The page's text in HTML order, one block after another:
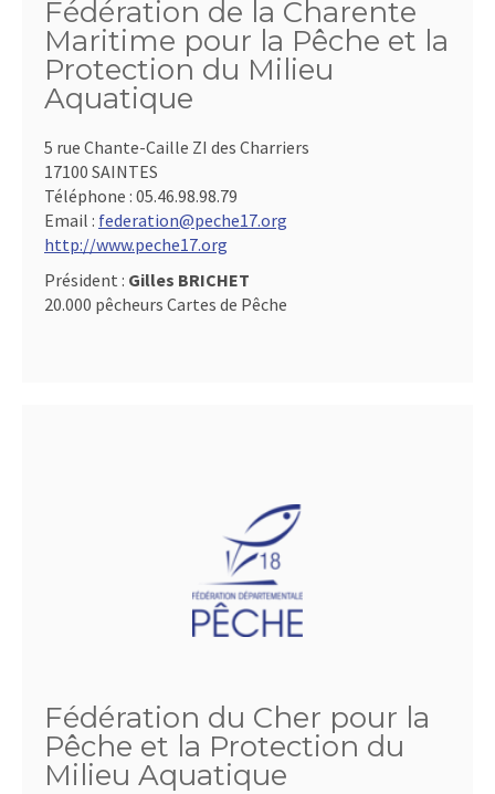
Fédération de la Charente
Maritime pour la Pêche et la
Protection du Milieu
Aquatique
5 rue Chante-Caille ZI des Charriers
17100 SAINTES
Téléphone : 05.46.98.98.79
Email : federation@peche17.org
http://www.peche17.org
Président : Gilles BRICHET
20.000 pêcheurs Cartes de Pêche
Fédération du Cher pour la
Pêche et la Protection du
Milieu Aquatique